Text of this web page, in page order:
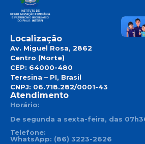
Localização
Av. Miguel Rosa, 2862
Centro (Norte)
CEP: 64000-480
Teresina – PI, Brasil
CNPJ: 06.718.282/0001-43
Atendimento
Horário:
De segunda a sexta-feira, das
Telefone:
WhatsApp: (86) 3223-2626